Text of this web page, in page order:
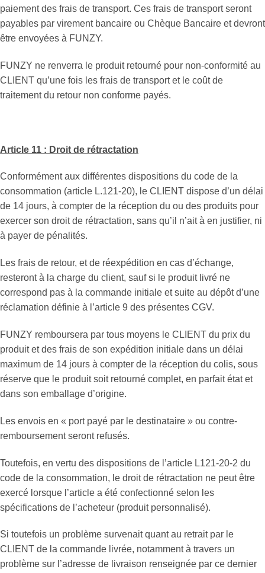
paiement des frais de transport. Ces frais de transport seront
payables par virement bancaire ou Chèque Bancaire et devront
être envoyées à FUNZY.
FUNZY ne renverra le produit retourné pour non-conformité au
CLIENT qu’une fois les frais de transport et le coût de
traitement du retour non conforme payés.
Article 11 : Droit de rétractation
Conformément aux différentes dispositions du code de la
consommation (article L.121-20), le CLIENT dispose d’un délai
de 14 jours, à compter de la réception du ou des produits pour
exercer son droit de rétractation, sans qu’il n’ait à en justifier, ni
à payer de pénalités.
Les frais de retour, et de réexpédition en cas d’échange,
resteront à la charge du client, sauf si le produit livré ne
correspond pas à la commande initiale et suite au dépôt d’une
réclamation définie à l’article 9 des présentes CGV.
FUNZY remboursera par tous moyens le CLIENT du prix du
produit et des frais de son expédition initiale dans un délai
maximum de 14 jours à compter de la réception du colis, sous
réserve que le produit soit retourné complet, en parfait état et
dans son emballage d’origine.
Les envois en « port payé par le destinataire » ou contre-
remboursement seront refusés.
Toutefois, en vertu des dispositions de l’article L121-20-2 du
code de la consommation, le droit de rétractation ne peut être
exercé lorsque l’article a été confectionné selon les
spécifications de l’acheteur (produit personnalisé).
Si toutefois un problème survenait quant au retrait par le
CLIENT de la commande livrée, notamment à travers un
problème sur l’adresse de livraison renseignée par ce dernier